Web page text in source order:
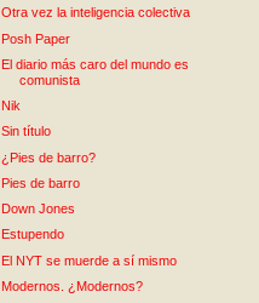
Otra vez la inteligencia colectiva
Posh Paper
El diario más caro del mundo es
comunista
Nik
Sin título
¿Pies de barro?
Pies de barro
Down Jones
Estupendo
El NYT se muerde a sí mismo
Modernos. ¿Modernos?